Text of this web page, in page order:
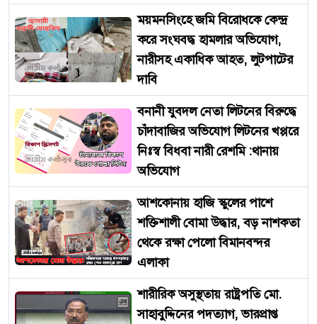
ময়মনসিংহে জমি বিরোধকে কেন্দ্র
করে সংঘবদ্ধ হামলার অভিযোগ,
নারীসহ একাধিক আহত, লুটপাটের
দাবি
বনানী যুবদল নেতা লিটনের বিরুদ্ধে
চাঁদাবাজির অভিযোগ লিটনের খপ্পরে
নিঃস্ব বিধবা নারী রেশমি :থানায়
অভিযোগ
আশকোনায় হাজি স্কুলের পাশে
শক্তিশালী বোমা উদ্ধার, বড় নাশকতা
থেকে রক্ষা পেলো বিমানবন্দর
এলাকা
শারীরিক অসুস্থতায় রাষ্ট্রপতি মো.
সাহাবুদ্দিনের পদত্যাগ, ভারপ্রাপ্ত